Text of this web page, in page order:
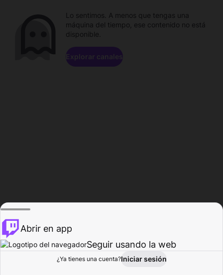
Explorar Actividad
Lo sentimos. A menos que tengas una
máquina del tiempo, ese contenido no está
disponible.
Explorar canales
Abrir en app
Seguir usando la web
¿Ya tienes una cuenta?Iniciar sesión